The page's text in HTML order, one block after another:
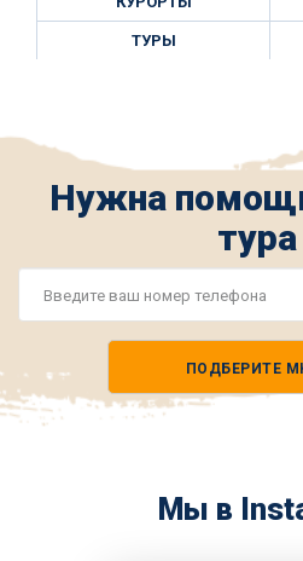
ТУРЫ
Нужна
тура
ПОДБЕРИТЕ
Мы в